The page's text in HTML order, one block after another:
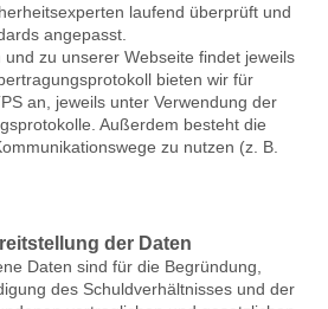
laufend überprüft und
angepasst.
zu unserer Webseite findet jeweils
bieten wir für
an, jeweils unter Verwendung der
Außerdem besteht die
zu nutzen (z. B.
der Daten
Daten sind für die Begründung,
des Schuldverhältnisses und der